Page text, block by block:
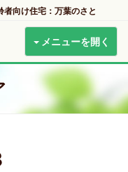
向け住宅：万葉のさと
メニューを開く